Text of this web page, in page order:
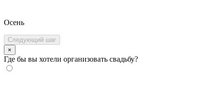
Осень
Следующий шаг
×
Где бы вы хотели организовать свадьбу?